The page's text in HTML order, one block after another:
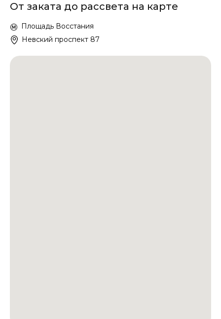
От заката до рассвета на карте
Невский проспект 87
Площадь Восстания